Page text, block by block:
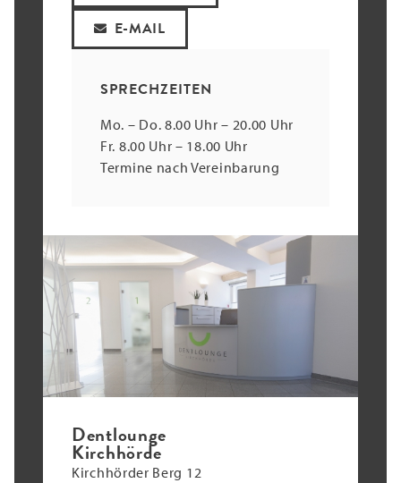
E-MAIL
SPRECHZEITEN
Mo. – Do. 8.00 Uhr – 20.00 Uhr
Fr. 8.00 Uhr – 18.00 Uhr
Termine nach Vereinbarung
Dentlounge
Kirchhörde
Kirchhörder Berg 12